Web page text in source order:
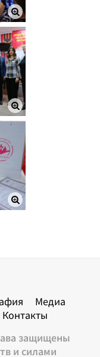
защищены
и силами
Медиа
Контакты